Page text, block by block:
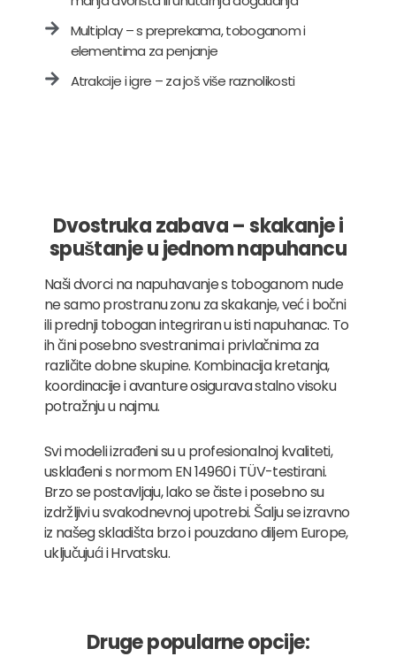
Multiplay – s preprekama, toboganom i
elementima za penjanje
Atrakcije i igre – za još više raznolikosti
Dvostruka zabava – skakanje i
spuštanje u jednom napuhancu
Naši dvorci na napuhavanje s toboganom nude
ne samo prostranu zonu za skakanje, već i bočni
ili prednji tobogan integriran u isti napuhanac. To
ih čini posebno svestranima i privlačnima za
različite dobne skupine. Kombinacija kretanja,
koordinacije i avanture osigurava stalno visoku
potražnju u najmu.
Svi modeli izrađeni su u profesionalnoj kvaliteti,
usklađeni s normom EN 14960 i TÜV-testirani.
Brzo se postavljaju, lako se čiste i posebno su
izdržljivi u svakodnevnoj upotrebi. Šalju se izravno
iz našeg skladišta brzo i pouzdano diljem Europe,
uključujući i Hrvatsku.
Druge popularne opcije: